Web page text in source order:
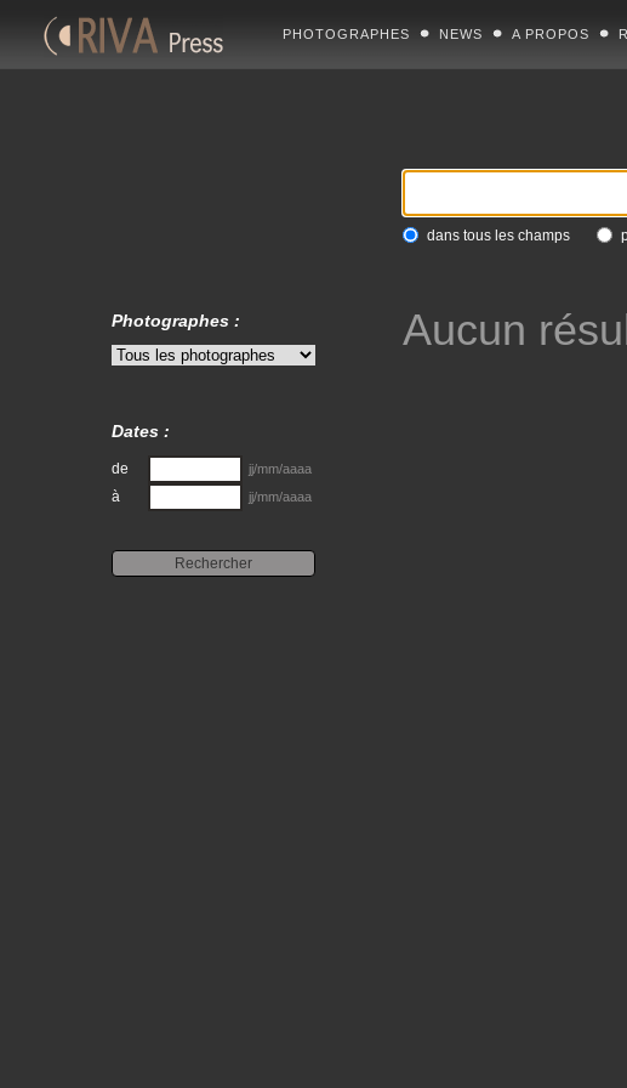
PHOTOGRAPHES NEWS A PROPOS
dans tous les champs
Aucun
Photographes :
Dates :
de jj/mm/aaaa
à jj/mm/aaaa